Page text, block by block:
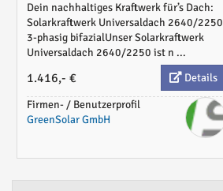
Dein nachhaltiges Kraftwerk für’s Dach:
Solarkraftwerk Universaldach 2640/2250
3-phasig bifazialUnser Solarkraftwerk
Universaldach 2640/2250 ist n ...
1.416,- €
Details
Firmen- / Benutzerprofil
GreenSolar GmbH